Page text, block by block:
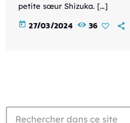
petite sœur Shizuka. […]
today 27/03/2024 36